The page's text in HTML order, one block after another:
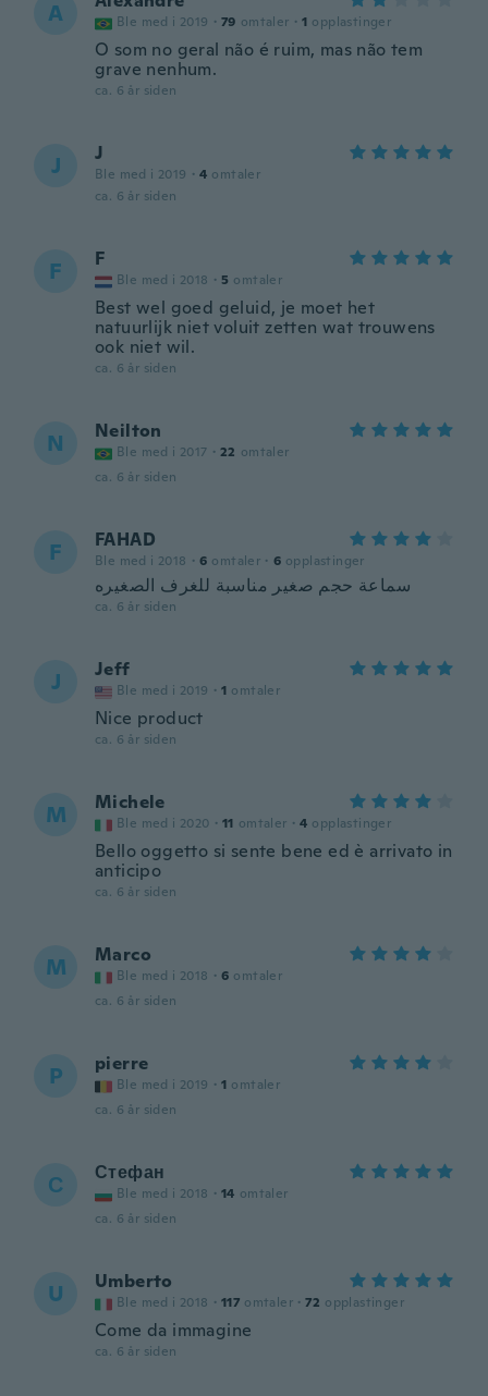
A Ble med i 2019 · 79 omtaler · 1 opplastinger
O som no geral não é ruim, mas não tem
grave nenhum.
ca. 6 år siden
J J
Ble med i 2019 · 4 omtaler
ca. 6 år siden
F F
Ble med i 2018 · 5 omtaler
Best wel goed geluid, je moet het
natuurlijk niet voluit zetten wat trouwens
ook niet wil.
ca. 6 år siden
N Neilton
Ble med i 2017 · 22 omtaler
ca. 6 år siden
F FAHAD
Ble med i 2018 · 6 omtaler · 6 opplastinger
سماعة حجم صغير مناسبة للغرف الصغيره
ca. 6 år siden
J Jeff
Ble med i 2019 · 1 omtaler
Nice product
ca. 6 år siden
M Michele
Ble med i 2020 · 11 omtaler · 4 opplastinger
Bello oggetto si sente bene ed è arrivato in
anticipo
ca. 6 år siden
M Marco
Ble med i 2018 · 6 omtaler
ca. 6 år siden
P pierre
Ble med i 2019 · 1 omtaler
ca. 6 år siden
С Стефан
Ble med i 2018 · 14 omtaler
ca. 6 år siden
U Umberto
Ble med i 2018 · 117 omtaler · 72 opplastinger
Come da immagine
ca. 6 år siden